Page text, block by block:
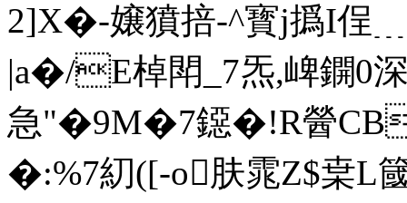
2]X�-嬢獖掊-^ 寳j撝I侱
|a�/E棹閗_7炁,崥鐦0
急"�9M�7鐚�!R醟
�:%7糿([-o肤雿Z$枽L